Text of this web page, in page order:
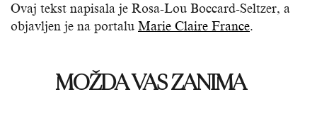
Ovaj tekst napisala je Rosa-Lou Boccard-Seltzer, a
objavljen je na portalu Marie Claire France.
MOŽDA VAS ZANIMA